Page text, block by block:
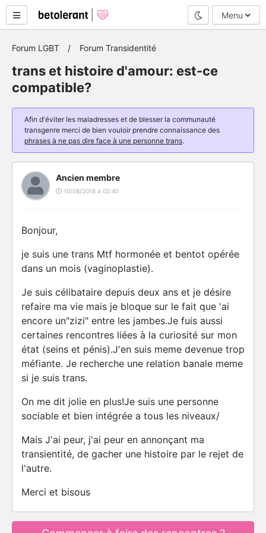
Mode nuit
Menu
Forum LGBT Forum Transidentité
trans et histoire d'amour: est-ce
compatible?
Afin d'éviter les maladresses et de blesser la communauté
transgenre merci de bien vouloir prendre connaissance des
phrases à ne pas dire face à une personne trans.
Ancien membre
10/08/2018 à 02:40
Bonjour,
je suis une trans Mtf hormonée et bentot opérée
dans un mois (vaginoplastie).
Je suis célibataire depuis deux ans et je désire
refaire ma vie mais je bloque sur le fait que 'ai
encore un"zizi" entre les jambes.Je fuis aussi
certaines rencontres liées à la curiosité sur mon
état (seins et pénis).J'en suis meme devenue trop
méfiante. Je recherche une relation banale meme
si je suis trans.
On me dit jolie en plus!Je suis une personne
sociable et bien intégrée a tous les niveaux/
Mais J'ai peur, j'ai peur en annonçant ma
transientité, de gacher une histoire par le rejet de
l'autre.
Merci et bisous